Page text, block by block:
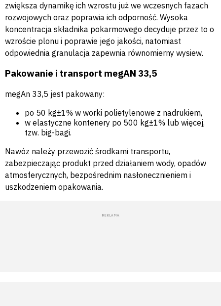
zwiększa dynamikę ich wzrostu już we wczesnych fazach
rozwojowych oraz poprawia ich odporność. Wysoka
koncentracja składnika pokarmowego decyduje przez to o
wzroście plonu i poprawie jego jakości, natomiast
odpowiednia granulacja zapewnia równomierny wysiew.
Pakowanie i transport megAN 33,5
megAn 33,5 jest pakowany:
po 50 kg±1% w worki polietylenowe z nadrukiem,
w elastyczne kontenery po 500 kg±1% lub więcej,
tzw. big-bagi.
Nawóz należy przewozić środkami transportu,
zabezpieczając produkt przed działaniem wody, opadów
atmosferycznych, bezpośrednim nasłonecznieniem i
uszkodzeniem opakowania.